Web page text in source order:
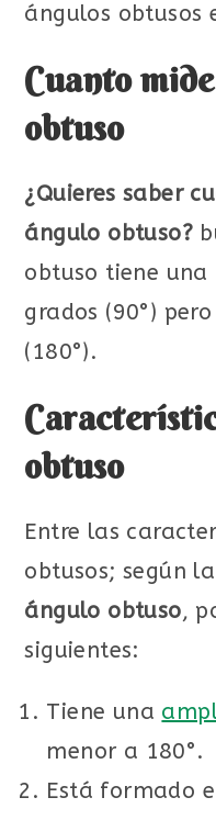
ángulos obtusos
Cuanto
obtuso
¿Quieres saber
ángulo obtuso?
obtuso tiene
grados (90°)
(180°).
obtuso
Entre las
obtusos; según la
ángulo obtuso,
siguientes:
Tiene una
menor a 180°.
Está formado